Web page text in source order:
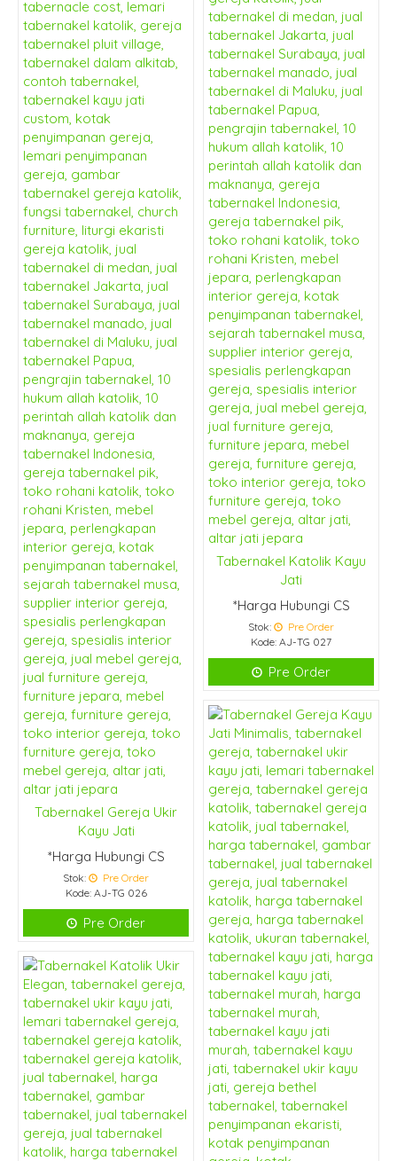
Tabernakel Katolik Kayu
Jati
*Harga Hubungi CS
Stok:
Pre Order
Kode: AJ-TG 027
Pre Order
Tabernakel Gereja Ukir
Kayu Jati
*Harga Hubungi CS
Stok:
Pre Order
Kode: AJ-TG 026
Pre Order